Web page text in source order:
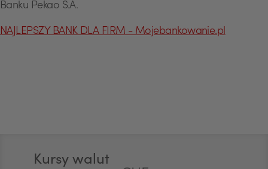
Banku Pekao S.A.
NAJLEPSZY BANK DLA FIRM - Mojebankowanie.pl
Kursy walut